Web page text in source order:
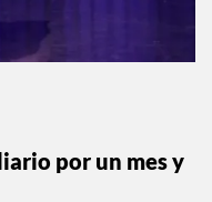
por un mes y